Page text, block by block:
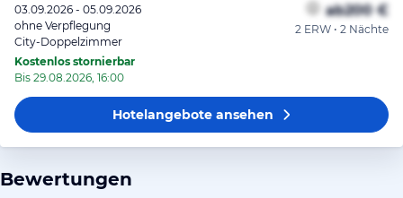
03.09.2026 - 05.09.2026
ohne Verpflegung
City-Doppelzimmer
Kostenlos stornierbar
Bis 29.08.2026, 16:00
ab200 €
2 ERW • 2 Nächte
Hotelangeboteansehen
Bewertungen